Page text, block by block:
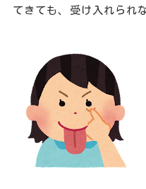
てきても、受け入れられ